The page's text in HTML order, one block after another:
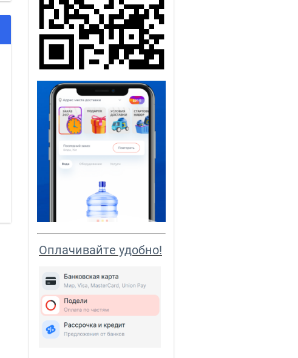
Оплачивайте удобно!